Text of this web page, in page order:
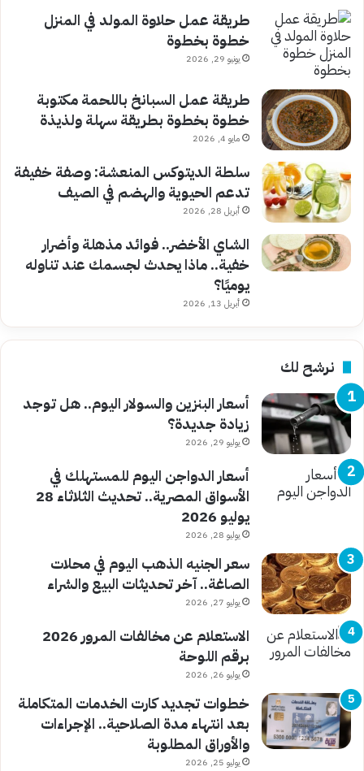
طريقة عمل حلاوة المولد في المنزل
خطوة بخطوة
يونيو 29, 2026
طريقة عمل السبانخ باللحمة مكتوبة
خطوة بخطوة بطريقة سهلة ولذيذة
مايو 4, 2026
سلطة الديتوكس المنعشة: وصفة خفيفة
تدعم الحيوية والهضم في الصيف
أبريل 28, 2026
الشاي الأخضر.. فوائد مذهلة وأضرار
خفية.. ماذا يحدث لجسمك عند تناوله
يوميًا؟
أبريل 13, 2026
نرشح لك
أسعار البنزين والسولار اليوم.. هل توجد
زيادة جديدة؟
يوليو 29, 2026
أسعار الدواجن اليوم للمستهلك في
الأسواق المصرية.. تحديث الثلاثاء 28
يوليو 2026
يوليو 28, 2026
سعر الجنيه الذهب اليوم في محلات
الصاغة.. آخر تحديثات البيع والشراء
يوليو 27, 2026
الاستعلام عن مخالفات المرور 2026
برقم اللوحة
يوليو 26, 2026
خطوات تجديد كارت الخدمات المتكاملة
بعد انتهاء مدة الصلاحية.. الإجراءات
والأوراق المطلوبة
يوليو 25, 2026